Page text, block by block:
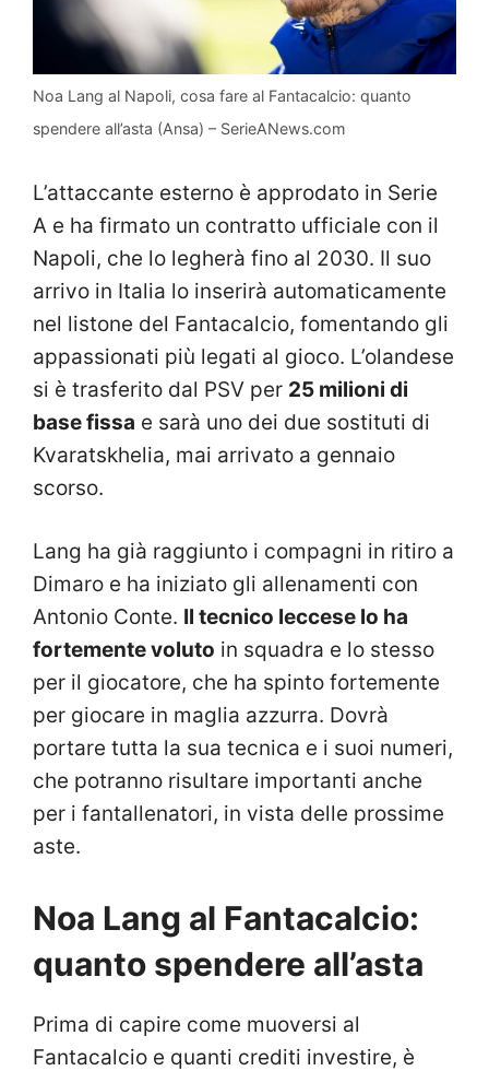
Noa Lang al Napoli, cosa fare al Fantacalcio: quanto
spendere all’asta (Ansa) – SerieANews.com
L’attaccante esterno è approdato in Serie
A e ha firmato un contratto ufficiale con il
Napoli, che lo legherà fino al 2030. Il suo
arrivo in Italia lo inserirà automaticamente
nel listone del Fantacalcio, fomentando gli
appassionati più legati al gioco. L’olandese
si è trasferito dal PSV per 25 milioni di
base fissa e sarà uno dei due sostituti di
Kvaratskhelia, mai arrivato a gennaio
scorso.
Lang ha già raggiunto i compagni in ritiro a
Dimaro e ha iniziato gli allenamenti con
Antonio Conte. Il tecnico leccese lo ha
fortemente voluto in squadra e lo stesso
per il giocatore, che ha spinto fortemente
per giocare in maglia azzurra. Dovrà
portare tutta la sua tecnica e i suoi numeri,
che potranno risultare importanti anche
per i fantallenatori, in vista delle prossime
aste.
Noa Lang al Fantacalcio:
quanto spendere all’asta
Prima di capire come muoversi al
Fantacalcio e quanti crediti investire, è